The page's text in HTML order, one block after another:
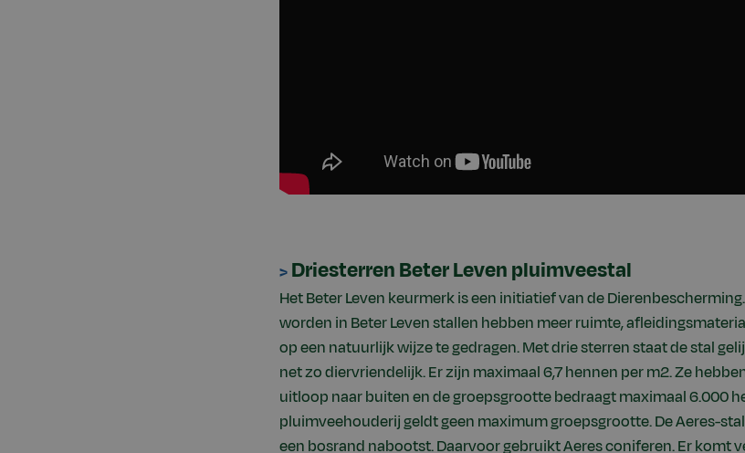
> Driesterren Beter Leven pluimveestal
Het Beter Leven keurmerk is een initiatief van de
worden in Beter Leven stallen hebben meer ruimte,
op een natuurlijk wijze te gedragen. Met drie sterren staat de stal
net zo diervriendelijk. Er zijn maximaal 6,7 hennen per m2. Ze
uitloop naar buiten en de groepsgrootte bedraagt maximaal 6.000
pluimveehouderij geldt geen maximum groepsgrootte. De Aeres-
een bosrand nabootst. Daarvoor gebruikt Aeres coniferen. Er komt